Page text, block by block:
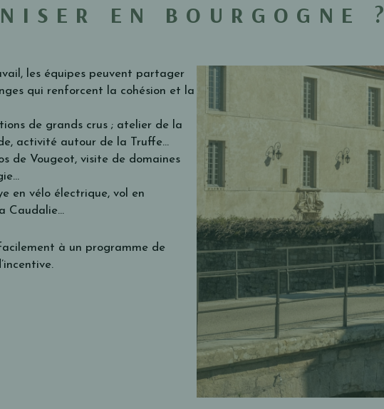
EN BOURGOGNE ?
les équipes peuvent partager
qui renforcent la cohésion et la
de grands crus ; atelier de la
activité autour de la Truffe…
de Vougeot, visite de domaines
en vélo électrique, vol en
Caudalie…
à un programme de